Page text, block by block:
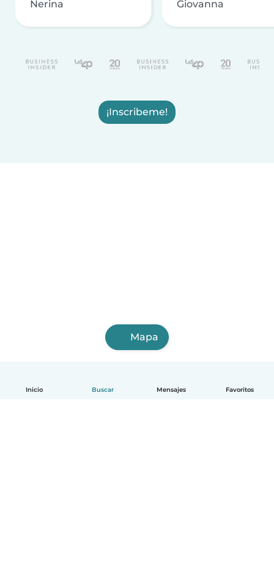
Inicio Buscar Mensajes Favoritos
Nerina Giovanna
¡Inscribeme!
Mapa